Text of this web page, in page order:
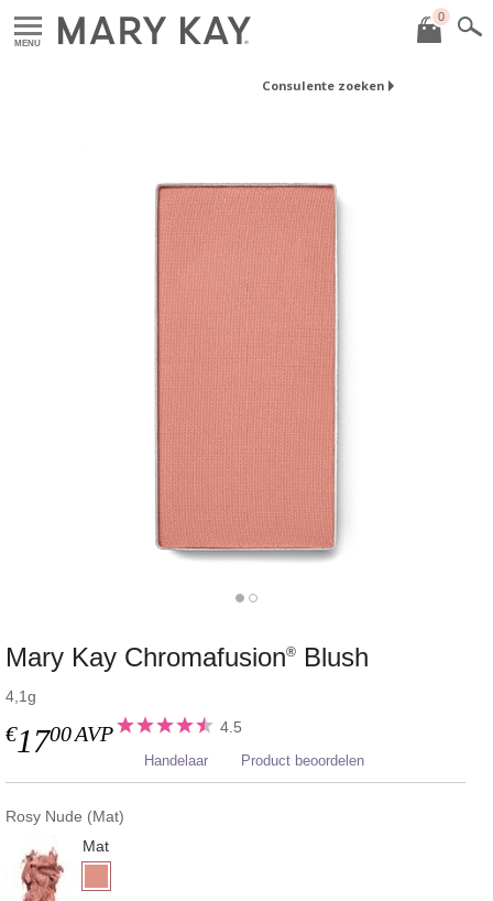
MENU
0
Consulente zoeken
Mary Kay Chromafusion® Blush
4,1g
€1700AVP 4.5
Handelaar Product beoordelen
Rosy Nude (Mat)
Mat